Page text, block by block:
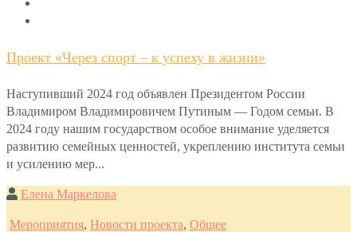
Проект «Через спорт – к успеху в жизни»
Наступивший 2024 год объявлен Президентом России
Владимиром Владимировичем Путиным — Годом семьи. В
2024 году нашим государством особое внимание уделяется
развитию семейных ценностей, укреплению института семьи
и усилению мер...
Елена Маркелова
Мероприятия, Новости проекта, Общее